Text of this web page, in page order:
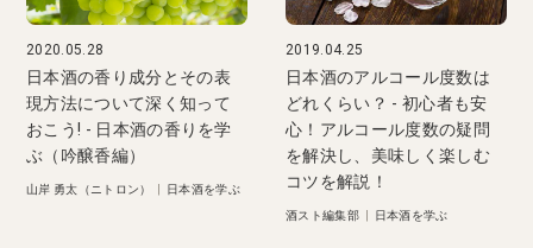
2020.05.28
日本酒の香り成分とその表
現方法について深く知って
おこう! - 日本酒の香りを学
ぶ（吟醸香編）
山岸 勇太（ニトロン） 日本酒を学ぶ
2019.04.25
日本酒のアルコール度数は
どれくらい？ - 初心者も安
心！アルコール度数の疑問
を解決し、美味しく楽しむ
コツを解説！
酒スト編集部 日本酒を学ぶ